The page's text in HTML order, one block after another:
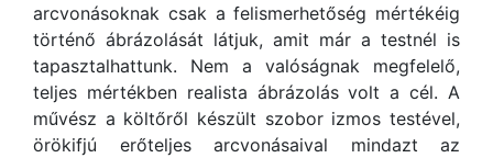
arcvonásoknak csak a felismerhetőség mértékéig
történő ábrázolását látjuk, amit már a testnél is
tapasztalhattunk. Nem a valóságnak megfelelő,
teljes mértékben realista ábrázolás volt a cél. A
művész a költőről készült szobor izmos testével,
örökifjú erőteljes arcvonásaival mindazt az